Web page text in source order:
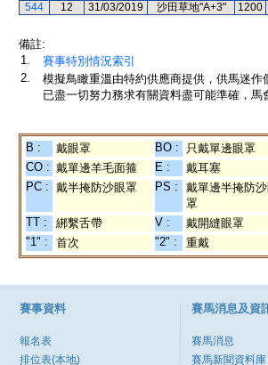
544
12 31/03/2019 沙田草地"A+3" 1200
備註:
1.
賽事特別情況索引
2.
模擬鳥瞰重溫由特約供應商提供，供馬迷
已盡一切努力務求有關資料盡可能準確，
B : 戴眼罩 BO : 只戴單邊眼罩
CO : 戴單邊羊毛面箍 E : 戴耳塞
PC : 戴半掩防沙眼罩 PS :
戴單邊半掩防
罩
TT : 綁繫舌帶 V : 戴開縫眼罩
"1" :
首次 "2" : 重戴
賽事資料
報名表
排位表(本地)
賽馬消息及資
賽馬消息
賽馬新聞資料庫